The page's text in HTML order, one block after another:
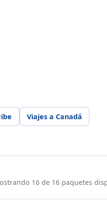
Viajes a Canadá
16 de 16 paquetes